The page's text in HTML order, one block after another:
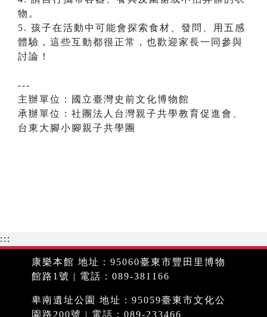
物。
5. 孩子在活動中可能會探索食材、發問、用五感
體驗，這些互動都很正常，也歡迎家長一同參與
討論！
---
主辦單位：國立臺灣史前文化博物館
承辦單位：社團法人台灣親子共學教育促進會、
台東大腳小腳親子共學團
:::
康樂本館 地址：95060臺東市豐田里博物
館路1號 | 電話：089-381166
卑南遺址公園 地址：95059臺東市文化公
園路200號 | 電話：089-233466